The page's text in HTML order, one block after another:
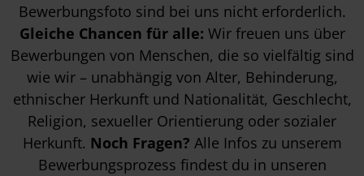
Bewerbungsfoto sind bei uns nicht erforderlich.
Gleiche Chancen für alle: Wir freuen uns über
Bewerbungen von Menschen, die so vielfältig sind
wie wir – unabhängig von Alter, Behinderung,
ethnischer Herkunft und Nationalität, Geschlecht,
Religion, sexueller Orientierung oder sozialer
Herkunft. Noch Fragen? Alle Infos zu unserem
Bewerbungsprozess findest du in unseren